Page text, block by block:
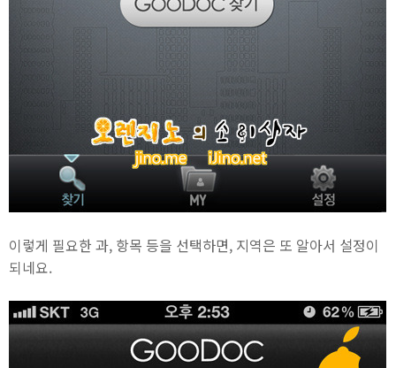
이렇게 필요한 과, 항목 등을 선택하면, 지역은 또 알아서 설정이
되네요.